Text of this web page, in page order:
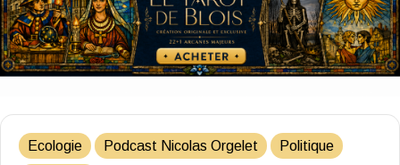
Ecologie Podcast Nicolas Orgelet Politique